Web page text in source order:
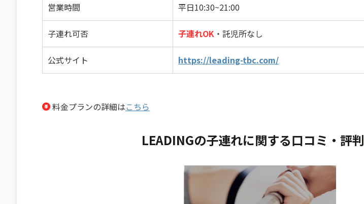
営業時間 平日10:30~21:00
子連れ可否 子連れOK ・託児所なし
公式サイト https://leading-tbc.com/
料金プランの詳細はこちら
LEADINGの子連れに関する口コミ・評判